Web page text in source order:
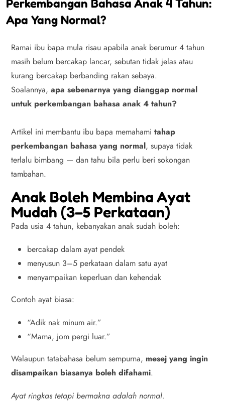
Perkembangan Bahasa Anak 4 Tahun:
Apa Yang Normal?
Ramai ibu bapa mula risau apabila anak berumur 4 tahun
masih belum bercakap lancar, sebutan tidak jelas atau
kurang bercakap berbanding rakan sebaya.
Soalannya, apa sebenarnya yang dianggap normal
untuk perkembangan bahasa anak 4 tahun?
Artikel ini membantu ibu bapa memahami tahap
perkembangan bahasa yang normal, supaya tidak
terlalu bimbang — dan tahu bila perlu beri sokongan
tambahan.
Anak Boleh Membina Ayat
Mudah (3–5 Perkataan)
Pada usia 4 tahun, kebanyakan anak sudah boleh:
bercakap dalam ayat pendek
menyusun 3–5 perkataan dalam satu ayat
menyampaikan keperluan dan kehendak
Contoh ayat biasa:
“Adik nak minum air.”
“Mama, jom pergi luar.”
Walaupun tatabahasa belum sempurna, mesej yang ingin
disampaikan biasanya boleh difahami.
Ayat ringkas tetapi bermakna adalah normal.